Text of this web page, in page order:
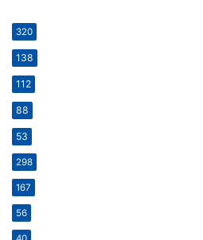
320
138
112
88
53
298
167
56